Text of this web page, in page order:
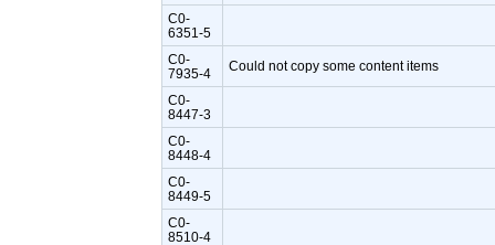
C0-
6351-5
C0-
7935-4
Could not copy some content items
C0-
8447-3
C0-
8448-4
C0-
8449-5
C0-
8510-4